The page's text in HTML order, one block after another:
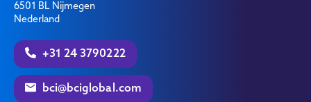
6501 BL Nijmegen
Nederland
+31 24 3790222
bci@bciglobal.com